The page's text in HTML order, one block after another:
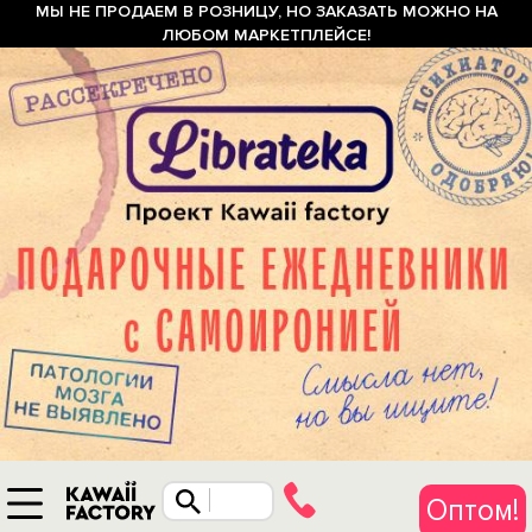
МЫ НЕ ПРОДАЕМ В РОЗНИЦУ, НО ЗАКАЗАТЬ МОЖНО НА
ЛЮБОМ МАРКЕТПЛЕЙСЕ!
Оптом!